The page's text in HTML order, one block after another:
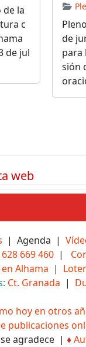
de la
c
de jul
de
para
sión
web
| Agenda |
669 460 |
Alhama |
Ct. Granada |
hoy en otros
publicaciones
agradece | ♦